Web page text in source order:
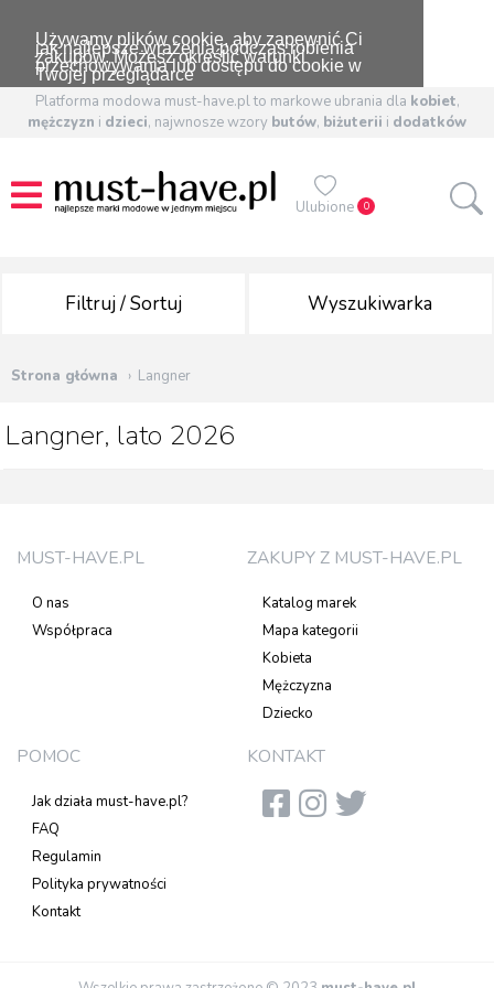
Używamy plików cookie, aby zapewnić Ci
jak najlepsze wrażenia podczas robienia
zakupów. Możesz określić warunki
przechowywania lub dostępu do cookie w
Twojej przeglądarce
Platforma modowa must-have.pl to markowe ubrania dla kobiet,
mężczyzn i dzieci, najwnosze wzory butów, biżuterii i dodatków
Ulubione 0
Filtruj / Sortuj Wyszukiwarka
Strona główna Langner
Langner, lato 2026
MUST-HAVE.PL
O nas
Współpraca
ZAKUPY Z MUST-HAVE.PL
Katalog marek
Mapa kategorii
Kobieta
Mężczyzna
Dziecko
POMOC
Jak działa must-have.pl?
FAQ
Regulamin
Polityka prywatności
Kontakt
KONTAKT